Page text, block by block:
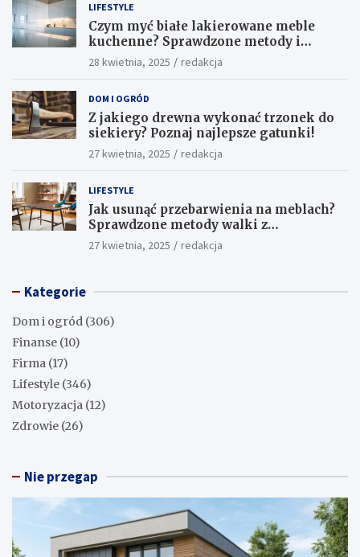
LIFESTYLE
Czym myć białe lakierowane meble
kuchenne? Sprawdzone metody i
skuteczne środki
28 kwietnia, 2025 redakcja
DOM I OGRÓD
Z jakiego drewna wykonać trzonek do
siekiery? Poznaj najlepsze gatunki!
27 kwietnia, 2025 redakcja
LIFESTYLE
Jak usunąć przebarwienia na meblach?
Sprawdzone metody walki z
uciążliwymi plamami!
27 kwietnia, 2025 redakcja
Kategorie
Dom i ogród (306)
Finanse (10)
Firma (17)
Lifestyle (346)
Motoryzacja (12)
Zdrowie (26)
Nie przegap